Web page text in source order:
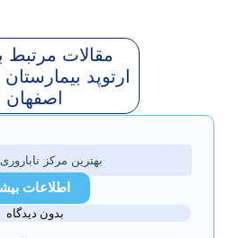
مقالات مرتبط با دکتر
ارتوپد بیمارستان
اصفهان
بهترین مرکز ناباروری اردبیل
اطلاعات بیشتر
بدون دیدگاه